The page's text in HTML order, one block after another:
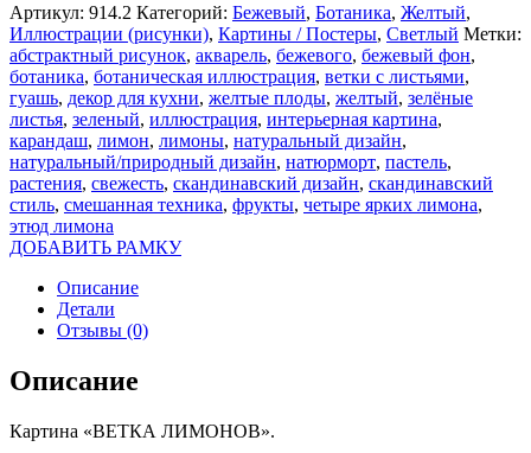
Артикул: 914.2 Категорий: Бежевый, Ботаника, Желтый,
Иллюстрации (рисунки), Картины / Постеры, Светлый Метки:
абстрактный рисунок, акварель, бежевого, бежевый фон,
ботаника, ботаническая иллюстрация, ветки с листьями,
гуашь, декор для кухни, желтые плоды, желтый, зелёные
листья, зеленый, иллюстрация, интерьерная картина,
карандаш, лимон, лимоны, натуральный дизайн,
натуральный/природный дизайн, натюрморт, пастель,
растения, свежесть, скандинавский дизайн, скандинавский
стиль, смешанная техника, фрукты, четыре ярких лимона,
этюд лимона
ДОБАВИТЬ РАМКУ
Описание
Детали
Отзывы (0)
Описание
Картина «ВЕТКА ЛИМОНОВ».